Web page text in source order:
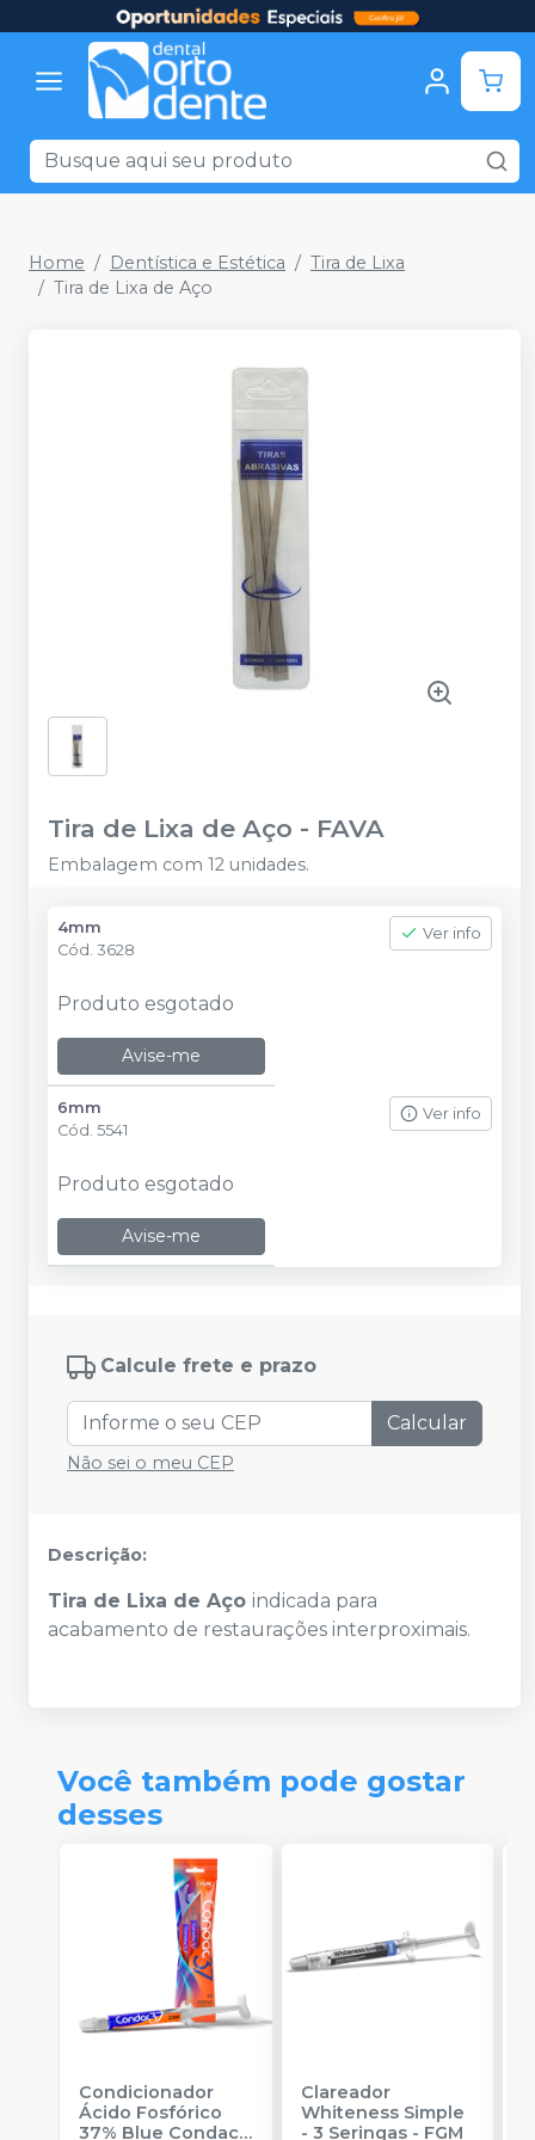
Home Dentística e Estética
Tira de Lixa
Tira de Lixa de Aço
Tira de Lixa de Aço - FAVA
Embalagem com 12 unidades.
4mm
Cód. 3628
Ver info
Produto esgotado
Avise-me
6mm
Cód. 5541
Ver info
Produto esgotado
Avise-me
Calcule frete e prazo
Calcular
Não sei o meu CEP
Descrição:
Tira de Lixa de Aço indicada para
acabamento de restaurações interproximais.
Você também pode gostar
desses
Condicionador
Ácido Fosfórico
37% Blue Condac-
Clareador
Whiteness Simple
- 3 Seringas- FGM